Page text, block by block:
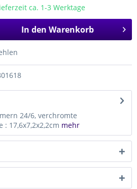
ca. 1-3 Werktage
In den Warenkorb
24/6, verchromte
17,6x7,2x2,2cm mehr